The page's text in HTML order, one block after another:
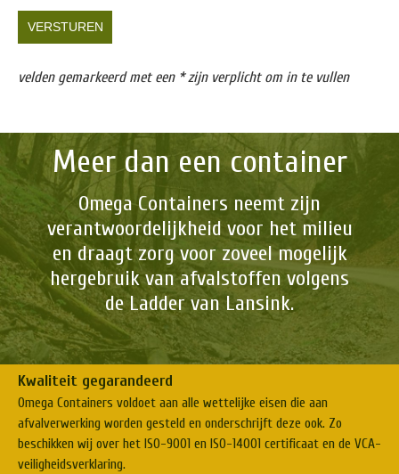
velden gemarkeerd met een * zijn verplicht om in te vullen
Meer dan een container
Omega Containers neemt zijn
verantwoordelijkheid voor het milieu
en draagt zorg voor zoveel mogelijk
hergebruik van afvalstoffen volgens
de Ladder van Lansink.
Kwaliteit gegarandeerd
Omega Containers voldoet aan alle wettelijke eisen die aan
afvalverwerking worden gesteld en onderschrijft deze ook. Zo
beschikken wij over het ISO-9001 en ISO-14001 certificaat en de VCA-
veiligheidsverklaring.